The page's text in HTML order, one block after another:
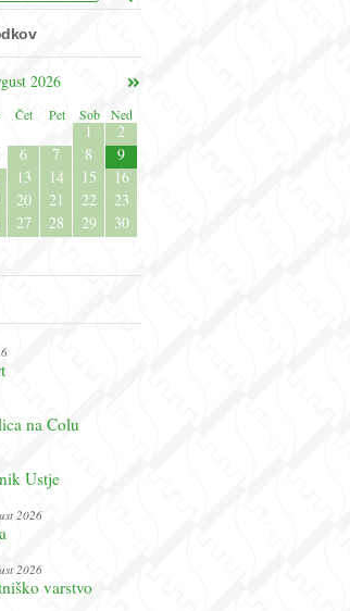
2026
Čet Pet Sob Ned
1
2
6 7 8
9
13 14 15
16
20 21 22
23
27 28 29
30
na Colu
Ustje
2026
2026
varstvo